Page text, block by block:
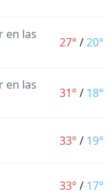
en las
27° /20°
en las
31° / 18°
33° / 19°
33° / 17°